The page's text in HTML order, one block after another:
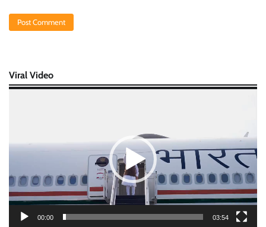
Viral Video
00:00 03:54